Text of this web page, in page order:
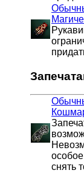
снять